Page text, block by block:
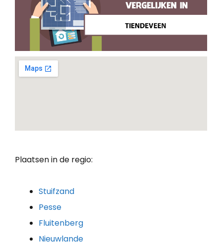
Plaatsen in de regio:
Stuifzand
Pesse
Fluitenberg
Nieuwlande